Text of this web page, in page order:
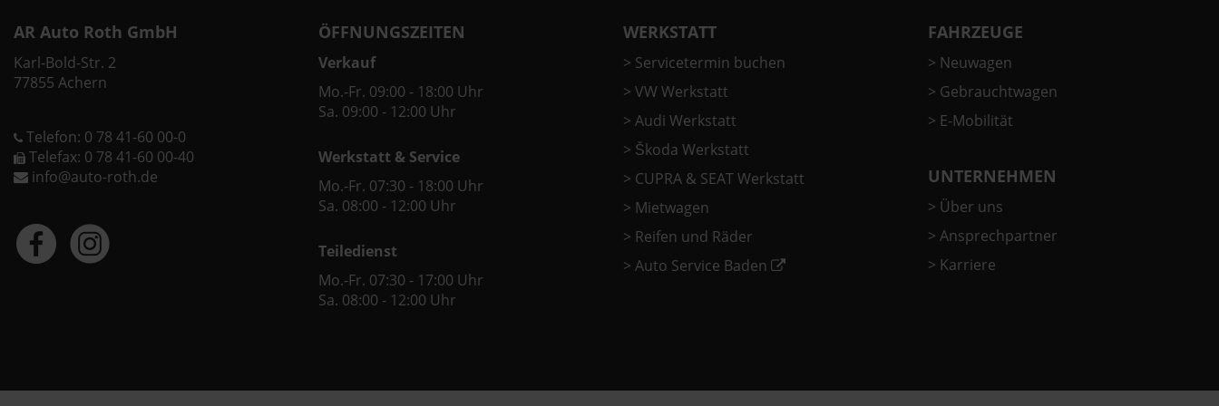
AR Auto Roth GmbH
Karl-Bold-Str. 2
77855 Achern
Telefon: 0 78 41-60 00-0
Telefax: 0 78 41-60 00-40
info@auto-roth.de
ÖFFNUNGSZEITEN
Verkauf
Mo.-Fr. 09:00 - 18:00 Uhr
Sa. 09:00 - 12:00 Uhr
Werkstatt & Service
Mo.-Fr. 07:30 - 18:00 Uhr
Sa. 08:00 - 12:00 Uhr
Teiledienst
Mo.-Fr. 07:30 - 17:00 Uhr
Sa. 08:00 - 12:00 Uhr
WERKSTATT
> Servicetermin buchen
> VW Werkstatt
> Audi Werkstatt
> Škoda Werkstatt
> CUPRA & SEAT Werkstatt
> Mietwagen
> Reifen und Räder
> Auto Service Baden
FAHRZEUGE
> Neuwagen
> Gebrauchtwagen
> E-Mobilität
UNTERNEHMEN
> Über uns
> Ansprechpartner
> Karriere